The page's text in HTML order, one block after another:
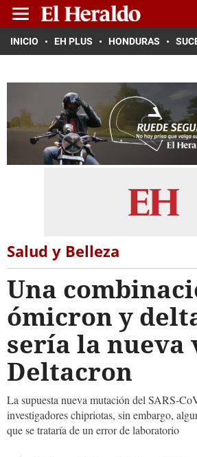
INICIO EH PLUS HONDURAS
Salud y Belleza
Una
ómicron y
sería la nueva
Deltacron
La supuesta nueva mutación del SARS-
investigadores chipriotas, sin embargo,
que se trataría de un error de laboratorio